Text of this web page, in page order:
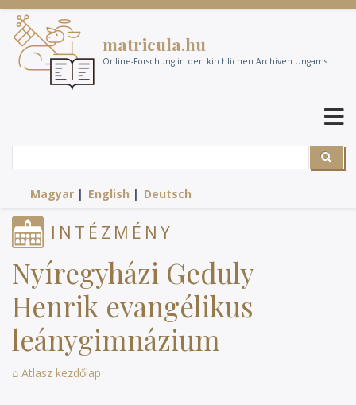
Direkt
zum
Inhalt
matricula.hu
Online-Forschung in den kirchlichen Archiven Ungarns
Suche
Magyar English Deutsch
INTÉZMÉNY
Nyíregyházi Geduly
Henrik evangélikus
leánygimnázium
⌂ Atlasz kezdőlap